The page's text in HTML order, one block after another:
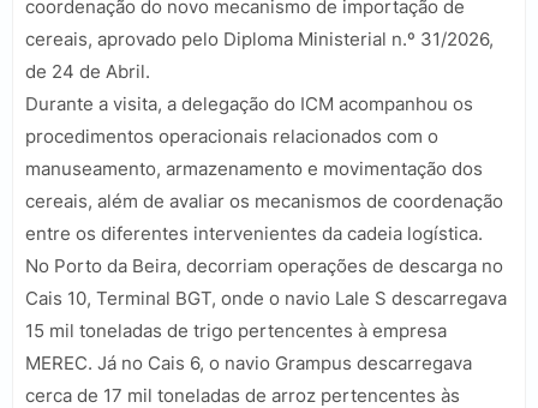
coordenação do novo mecanismo de importação de
cereais, aprovado pelo Diploma Ministerial n.º 31/2026,
de 24 de Abril.
Durante a visita, a delegação do ICM acompanhou os
procedimentos operacionais relacionados com o
manuseamento, armazenamento e movimentação dos
cereais, além de avaliar os mecanismos de coordenação
entre os diferentes intervenientes da cadeia logística.
No Porto da Beira, decorriam operações de descarga no
Cais 10, Terminal BGT, onde o navio Lale S descarregava
15 mil toneladas de trigo pertencentes à empresa
MEREC. Já no Cais 6, o navio Grampus descarregava
cerca de 17 mil toneladas de arroz pertencentes às